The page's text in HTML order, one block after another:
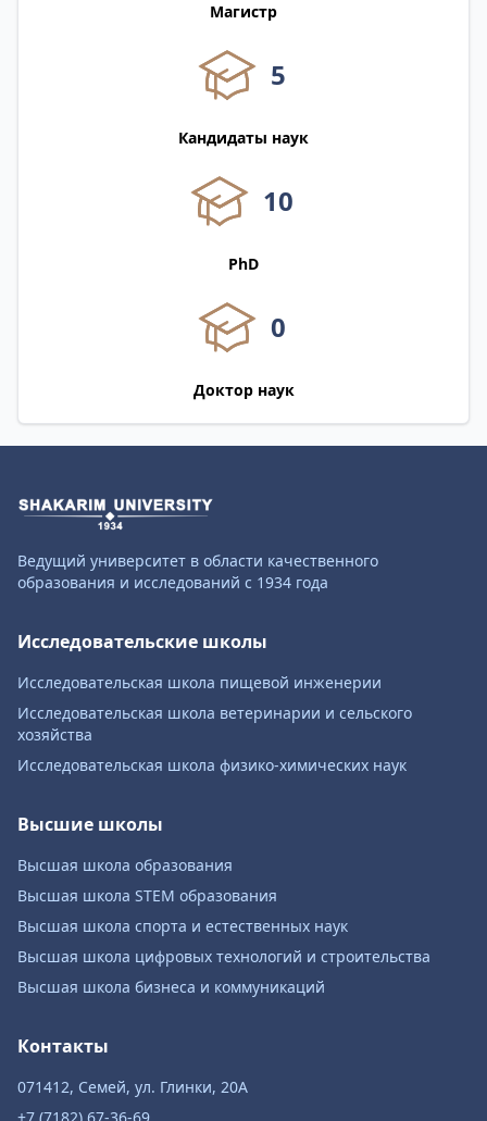
Магистр
5
Кандидаты наук
10
PhD
0
Доктор наук
Ведущий университет в области качественного
образования и исследований с 1934 года
Исследовательские школы
Исследовательская школа пищевой инженерии
Исследовательская школа ветеринарии и сельского
хозяйства
Исследовательская школа физико-химических наук
Высшие школы
Высшая школа образования
Высшая школа STEM образования
Высшая школа спорта и естественных наук
Высшая школа цифровых технологий и строительства
Высшая школа бизнеса и коммуникаций
Контакты
071412, Семей, ул. Глинки, 20А